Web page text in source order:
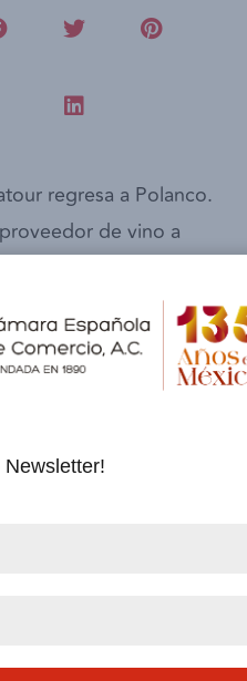
regresa a Polanco.
de vino a
de oliva hacia el
aumentado un 25%.
que evoca los
española fusionados
Newsletter!